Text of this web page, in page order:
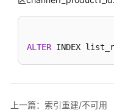
（集
8.x）
ALTER INDEX
上一篇：索引重建/不可用